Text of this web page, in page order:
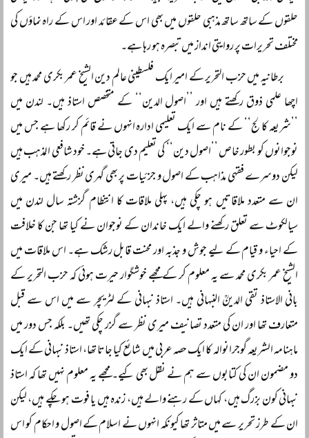
حلقوں کے ساتھ ساتھ مذہبی حلقوں میں بھی اس کے عقائد اور اس کے راہ نماؤں کی
مختلف تحریرات پر روایتی انداز میں تبصرہ ہو رہا ہے۔
برطانیہ میں حزب التحریر کے امیر ایک فلسطینی عالم دین الشیخ عمر بکری محمد ہیں جو
اچھا علمی ذوق رکھتے ہیں اور ’’اصول الدین‘‘ کے متخصص استاذ ہیں۔ لندن میں
’’شریعہ کالج‘‘ کے نام سے ایک تعلیمی ادارہ انہوں نے قائم کر رکھا ہے جس میں
نوجوانوں کو بطور خاص ’’اصول دین‘‘ کی تعلیم دی جاتی ہے۔ خود شافعی المذہب ہیں
لیکن دوسرے فقہی مذاہب کے اصول و جزئیات پر بھی گہری نظر رکھتے ہیں۔ میری
ان سے متعدد ملاقاتیں ہو چکی ہیں، پہلی ملاقات کا انتظام گزشتہ سال لندن میں
سیالکوٹ سے تعلق رکھنے والے ایک خاندان کے نوجوان نے کیا تھا جن کا خلافت
کے احیاء و قیام کے لیے جوش و جذبہ اور محنت قابل رشک ہے۔ اس ملاقات میں
الشیخ عمر بکری محمد سے یہ معلوم کر کے مجھے خوشگوار حیرت ہوئی کہ حزب التحریر کے
بانی الاستاذ تقی الدینؒ النبہانی ہیں۔ استاذ نبہانی کے لٹریچر سے میں اس سے قبل
متعارف تھا اور ان کی متعدد تصانیف میری نظر سے گزر چکی تھیں۔ بلکہ جس دور میں
ماہنامہ الشریعہ گوجرانوالہ کا ایک حصہ عربی میں شائع کیا جاتا تھا، استاذ نبہانی کے ایک
دو مضمون ان کی کتابوں سے ہم نے نقل بھی کیے۔ مجھے یہ معلوم نہیں تھا کہ استاذ
نبہانی کون بزرگ ہیں، کہاں کے رہنے والے ہیں، زندہ ہیں یا فوت ہو چکے ہیں، لیکن
ان کے طرز تحریر سے میں متاثر تھا کیونکہ انہوں نے اسلام کے اصول و احکام کو اس